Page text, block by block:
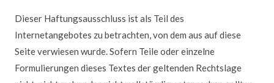
Dieser Haftungsausschluss ist als Teil des
Internetangebotes zu betrachten, von dem aus auf diese
Seite verwiesen wurde. Sofern Teile oder einzelne
Formulierungen dieses Textes der geltenden Rechtslage